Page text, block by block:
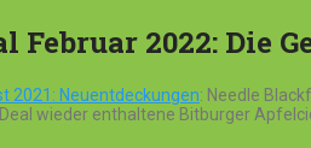
Februar 2022: Die
2021: Neuentdeckungen: Needle
wieder enthaltene Bitburger